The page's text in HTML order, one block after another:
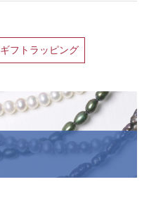
ギフトラッピング